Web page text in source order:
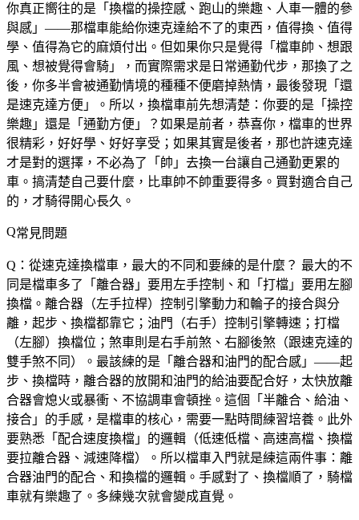
你真正嚮往的是「換檔的操控感、跑山的樂趣、人車一體的參
與感」——那檔車能給你速克達給不了的東西，值得換、值得
學、值得為它的麻煩付出。但如果你只是覺得「檔車帥、想跟
風、想被覺得會騎」，而實際需求是日常通勤代步，那換了之
後，你多半會被通勤情境的種種不便磨掉熱情，最後發現「還
是速克達方便」。所以，換檔車前先想清楚：你要的是「操控
樂趣」還是「通勤方便」？如果是前者，恭喜你，檔車的世界
很精彩，好好學、好好享受；如果其實是後者，那也許速克達
才是對的選擇，不必為了「帥」去換一台讓自己通勤更累的
車。搞清楚自己要什麼，比車帥不帥重要得多。買對適合自己
的，才騎得開心長久。
常見問題
Q：從速克達換檔車，最大的不同和要練的是什麼？ 最大的不
同是檔車多了「離合器」要用左手控制、和「打檔」要用左腳
換檔。離合器（左手拉桿）控制引擎動力和輪子的接合與分
離，起步、換檔都靠它；油門（右手）控制引擎轉速；打檔
（左腳）換檔位；煞車則是右手前煞、右腳後煞（跟速克達的
雙手煞不同）。最該練的是「離合器和油門的配合感」——起
步、換檔時，離合器的放開和油門的給油要配合好，太快放離
合器會熄火或暴衝、不協調車會頓挫。這個「半離合、給油、
接合」的手感，是檔車的核心，需要一點時間練習培養。此外
要熟悉「配合速度換檔」的邏輯（低速低檔、高速高檔、換檔
要拉離合器、減速降檔）。所以檔車入門就是練這兩件事：離
合器油門的配合、和換檔的邏輯。手感對了、換檔順了，騎檔
車就有樂趣了。多練幾次就會變成直覺。